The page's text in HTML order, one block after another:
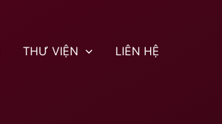
THƯ VIỆN LIÊN HỆ